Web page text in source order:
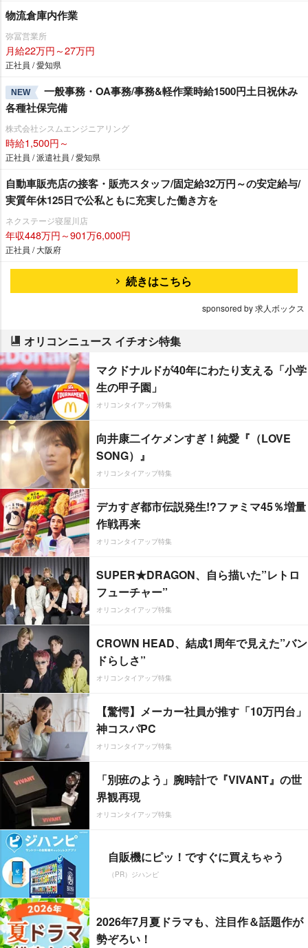
物流倉庫内作業
弥冨営業所
月給22万円～27万円
正社員 / 愛知県
NEW
一般事務・OA事務/事務&軽作業時給1500円土日祝休み
各種社保完備
株式会社シスムエンジニアリング
時給1,500円～
正社員 / 派遣社員 / 愛知県
自動車販売店の接客・販売スタッフ/固定給32万円～の安定給与/
実質年休125日で公私ともに充実した働き方を
ネクステージ寝屋川店
年収448万円～901万6,000円
正社員 / 大阪府
続きはこちら
sponsored by 求人ボックス
オリコンニュース イチオシ特集
マクドナルドが40年にわたり支える「小学
生の甲子園」
オリコンタイアップ特集
向井康二イケメンすぎ！純愛『（LOVE
SONG）』
オリコンタイアップ特集
デカすぎ都市伝説発生!?ファミマ45％増量
作戦再来
オリコンタイアップ特集
SUPER★DRAGON、自ら描いた”レトロ
フューチャー”
オリコンタイアップ特集
CROWN HEAD、結成1周年で見えた”バン
ドらしさ”
オリコンタイアップ特集
【驚愕】メーカー社員が推す「10万円台」
神コスパPC
オリコンタイアップ特集
「別班のよう」腕時計で『VIVANT』の世
界観再現
オリコンタイアップ特集
自販機にピッ！ですぐに買えちゃう
（PR）ジハンピ
2026年7月夏ドラマも、注目作＆話題作が
勢ぞろい！